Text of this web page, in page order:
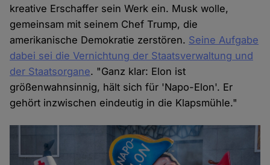
kreative Erschaffer sein Werk ein. Musk wolle,
gemeinsam mit seinem Chef Trump, die
amerikanische Demokratie zerstören. Seine Aufgabe
dabei sei die Vernichtung der Staatsverwaltung und
der Staatsorgane. "Ganz klar: Elon ist
größenwahnsinnig, hält sich für 'Napo-Elon'. Er
gehört inzwischen eindeutig in die Klapsmühle."